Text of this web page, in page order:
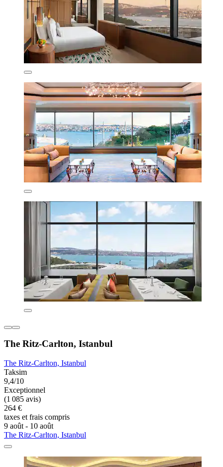
The Ritz-Carlton, Istanbul
The Ritz-Carlton, Istanbul
Taksim
9,4/10
Exceptionnel
(1 085 avis)
264 €
taxes et frais compris
9 août - 10 août
The Ritz-Carlton, Istanbul